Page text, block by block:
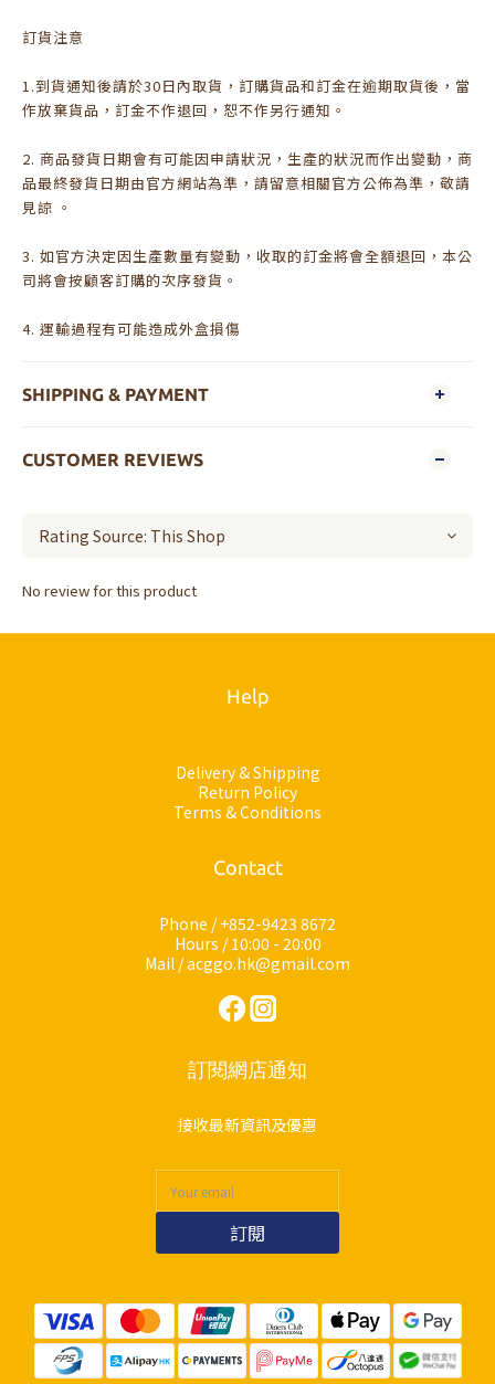
訂貨注意
1.到貨通知後請於30日內取貨，訂購貨品和訂金在逾期取貨後，當
作放棄貨品，訂金不作退回，恕不作另行通知。
2. 商品發貨日期會有可能因申請狀況，生產的狀況而作出變動，商
品最終發貨日期由官方網站為準，請留意相關官方公佈為準，敬請
見諒 。
3. 如官方決定因生產數量有變動，收取的訂金將會全額退回，本公
司將會按顧客訂購的次序發貨。
4. 運輸過程有可能造成外盒損傷
SHIPPING & PAYMENT
CUSTOMER REVIEWS
No review for this product
Help
Delivery & Shipping
Return Policy
Terms & Conditions
Contact
Phone / +852-9423 8672
Hours / 10:00 - 20:00
Mail / acggo.hk@gmail.com
訂閱網店通知
接收最新資訊及優惠
訂閱